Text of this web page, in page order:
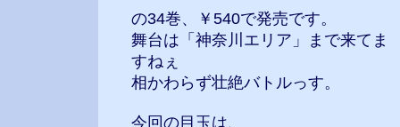
の34巻、￥540で発売です。
舞台は「神奈川エリア」まで来てま
すねぇ
相かわらず壮絶バトルっす。
今回の目玉は、